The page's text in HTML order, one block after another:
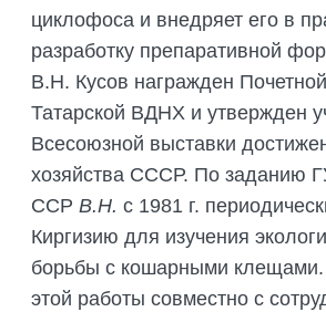
циклофоса и внедряет его в
разработку препаративной
В.Н. Кусов награжден
Татарской ВДНХ и утвержден
Всесоюзной выставки
хозяйства СССР. По заданию
ССР В.Н. с 1981 г.
Киргизию для изучения
борьбы с кошарными клещами.
этой работы совместно с